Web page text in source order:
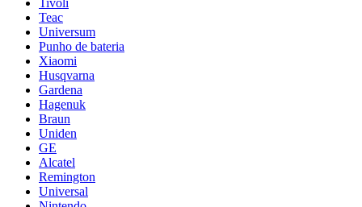
Tivoli
Teac
Universum
Punho de bateria
Xiaomi
Husqvarna
Gardena
Hagenuk
Braun
Uniden
GE
Alcatel
Remington
Universal